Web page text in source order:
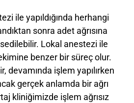
ile yapıldığında herhangi
sonra adet ağrısına
Lokal anestezi ile
benzer bir süreç olur.
devamında işlem yapılırken
gerçek anlamda bir ağrı
kliniğimizde işlem ağrısız